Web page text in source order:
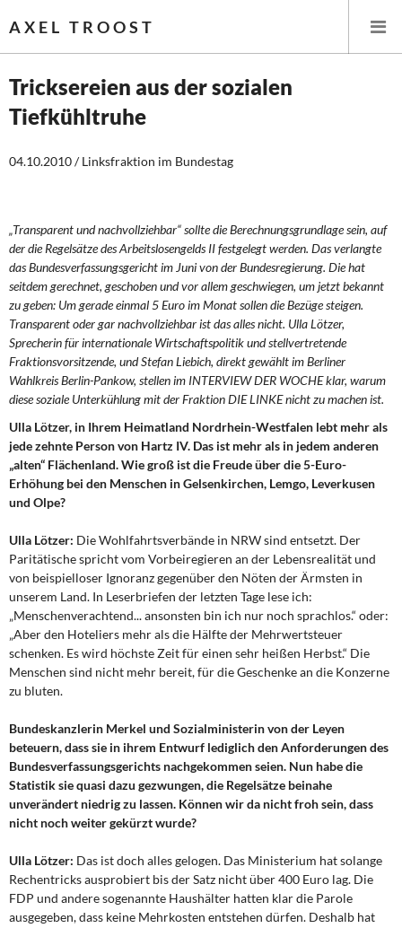
AXEL TROOST
Startseite
Themen
Wirtschaftspolitik
Steuer- und Finanzpolitik
Öffentliche Infrastruktur und Daseinsvorsorge
Eurokrise und Griechenland
Weitere Themen
Memo-Gruppe
Institut Solidarische Moderne
Rosa-Luxemburg-Stiftung
Über mich
Kontakt
Tricksereien aus der sozialen
Tiefkühltruhe
04.10.2010 / Linksfraktion im Bundestag
„Transparent und nachvollziehbar“ sollte die Berechnungsgrundlage sein, auf
der die Regelsätze des Arbeitslosengelds II festgelegt werden. Das verlangte
das Bundesverfassungsgericht im Juni von der Bundesregierung. Die hat
seitdem gerechnet, geschoben und vor allem geschwiegen, um jetzt bekannt
zu geben: Um gerade einmal 5 Euro im Monat sollen die Bezüge steigen.
Transparent oder gar nachvollziehbar ist das alles nicht. Ulla Lötzer,
Sprecherin für internationale Wirtschaftspolitik und stellvertretende
Fraktionsvorsitzende, und Stefan Liebich, direkt gewählt im Berliner
Wahlkreis Berlin-Pankow, stellen im INTERVIEW DER WOCHE klar, warum
diese soziale Unterkühlung mit der Fraktion DIE LINKE nicht zu machen ist.
Ulla Lötzer, in Ihrem Heimatland Nordrhein-Westfalen lebt mehr als
jede zehnte Person von Hartz IV. Das ist mehr als in jedem anderen
„alten“ Flächenland. Wie groß ist die Freude über die 5-Euro-
Erhöhung bei den Menschen in Gelsenkirchen, Lemgo, Leverkusen
und Olpe?
Ulla Lötzer: Die Wohlfahrtsverbände in NRW sind entsetzt. Der
Paritätische spricht vom Vorbeiregieren an der Lebensrealität und
von beispielloser Ignoranz gegenüber den Nöten der Ärmsten in
unserem Land. In Leserbriefen der letzten Tage lese ich:
„Menschenverachtend... ansonsten bin ich nur noch sprachlos.“ oder:
„Aber den Hoteliers mehr als die Hälfte der Mehrwertsteuer
schenken. Es wird höchste Zeit für einen sehr heißen Herbst.“ Die
Menschen sind nicht mehr bereit, für die Geschenke an die Konzerne
zu bluten.
Bundeskanzlerin Merkel und Sozialministerin von der Leyen
beteuern, dass sie in ihrem Entwurf lediglich den Anforderungen des
Bundesverfassungsgerichts nachgekommen seien. Nun habe die
Statistik sie quasi dazu gezwungen, die Regelsätze beinahe
unverändert niedrig zu lassen. Können wir da nicht froh sein, dass
nicht noch weiter gekürzt wurde?
Ulla Lötzer: Das ist doch alles gelogen. Das Ministerium hat solange
Rechentricks ausprobiert bis der Satz nicht über 400 Euro lag. Die
FDP und andere sogenannte Haushälter hatten klar die Parole
ausgegeben, dass keine Mehrkosten entstehen dürfen. Deshalb hat